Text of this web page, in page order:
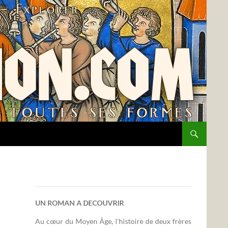
UN ROMAN A DECOUVRIR
Au cœur du Moyen Âge, l'histoire de deux frères